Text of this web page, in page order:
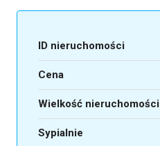
ID nieruchomości
Cena
Wielkość nieruchomości
Sypialnie